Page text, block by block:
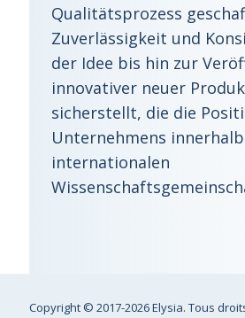
Qualitätsprozess
Zuverlässigkeit und
der Idee bis hin zur
innovativer neuer
sicherstellt, die die
Unternehmens
internationalen
Copyright © 2017-2026 Elysia. Tous